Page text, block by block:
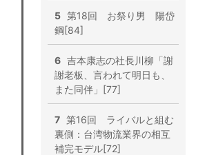
5 第18回 お祭り男 陽岱
鋼[84]
6 吉本康志の社長川柳「謝
謝老板、言われて明日も、
また同伴」[77]
7 第16回 ライバルと組む
裏側：台湾物流業界の相互
補完モデル[72]